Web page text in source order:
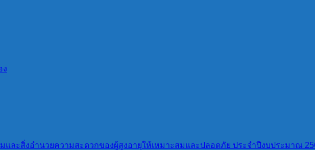
ง
และสิ่งอำนวยความสะดวกของผู้สูงอายุให้เหมาะสมและปลอดภัย ประจำปีงบประมาณ
งองค์การบริหารส่วนตำบลสบป่อง